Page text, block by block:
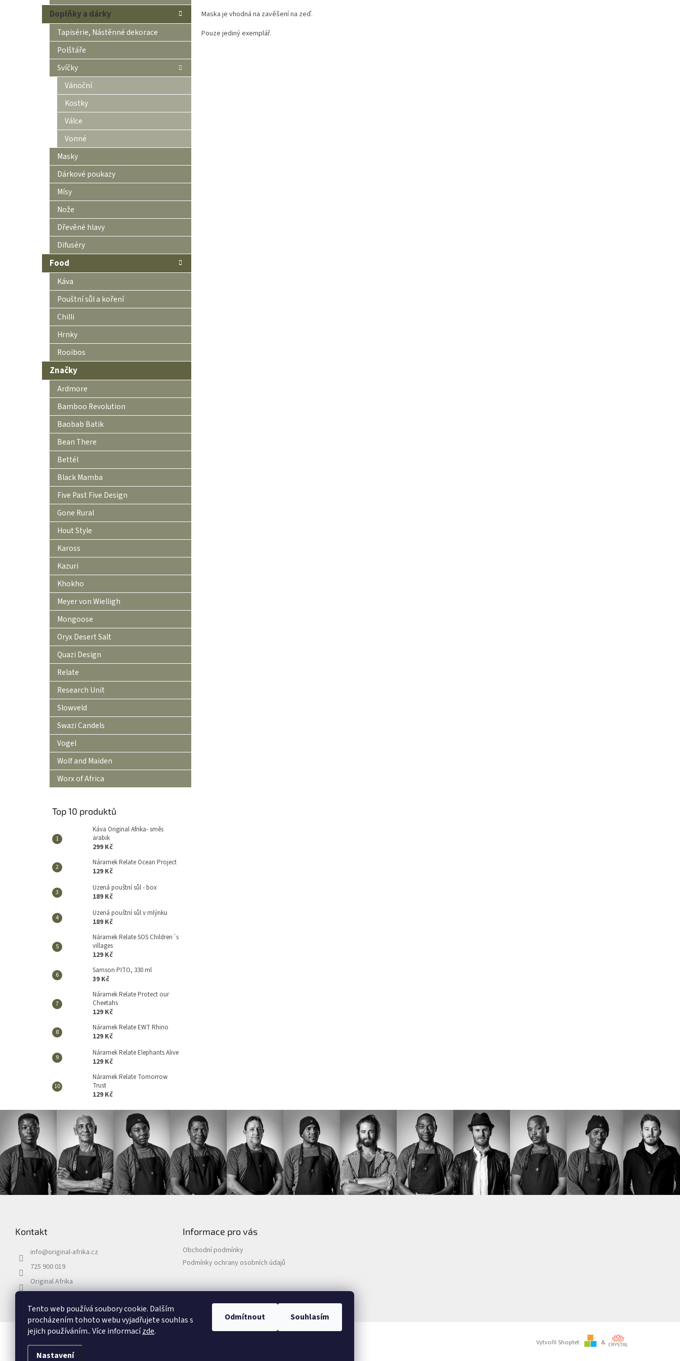
Tento web používá soubory cookie. Dalším
procházením tohoto webu vyjadřujete souhlas s
jejich používáním.. Více informacízde.
Nastavení
Odmítnout Souhlasím
Doplňky a dárky
Tapisérie, Nástěnné dekorace
Polštáře
Svíčky
Vánoční
Kostky
Válce
Vonné
Masky
Dárkové poukazy
Mísy
Nože
Dřevěné hlavy
Difuséry
Food
Káva
Pouštní sůl a koření
Chilli
Hrnky
Rooibos
Značky
Ardmore
Bamboo Revolution
Baobab Batik
Bean There
Bettél
Black Mamba
Five Past Five Design
Gone Rural
Hout Style
Kaross
Kazuri
Khokho
Meyer von Wielligh
Mongoose
Oryx Desert Salt
Quazi Design
Relate
Research Unit
Slowveld
Swazi Candels
Vogel
Wolf and Maiden
Worx of Africa
Top 10 produktů
Káva Original Afrika- směs
arabik
299 Kč
Náramek Relate Ocean Project
129 Kč
Uzená pouštní sůl - box
189 Kč
Uzená pouštní sůl v mlýnku
189 Kč
Náramek Relate SOS Children´s
villages
129 Kč
Samson PITO, 330 ml
39 Kč
Náramek Relate Protect our
Cheetahs
129 Kč
Náramek Relate EWT Rhino
129 Kč
Náramek Relate Elephants Alive
129 Kč
Náramek Relate Tomorrow
Trust
129 Kč
Maska je vhodná na zavěšení na zeď.
Pouze jediný exemplář.
Kontakt
info@original-afrika.cz
725 900 019
Original Afrika
Informace pro vás
Obchodní podmínky
Podmínky ochrany osobních údajů
Vytvořil Shoptet &